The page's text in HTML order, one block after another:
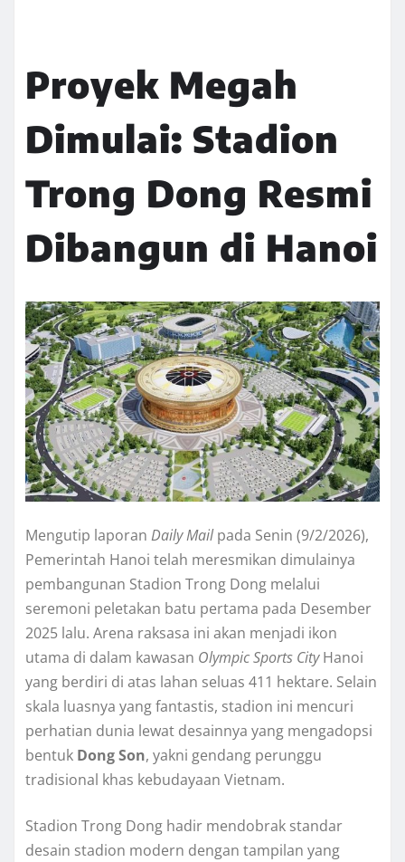
Proyek Megah
Dimulai: Stadion
Trong Dong Resmi
Dibangun di Hanoi
Mengutip laporan Daily Mailpada Senin (9/2/2026),
Pemerintah Hanoi telah meresmikan dimulainya
pembangunan Stadion Trong Dong melalui
seremoni peletakan batu pertama pada Desember
2025 lalu. Arena raksasa ini akan menjadi ikon
utama di dalam kawasan Olympic Sports CityHanoi
yang berdiri di atas lahan seluas 411 hektare. Selain
skala luasnya yang fantastis, stadion ini mencuri
perhatian dunia lewat desainnya yang mengadopsi
bentuk Dong Son, yakni gendang perunggu
tradisional khas kebudayaan Vietnam.
Stadion Trong Dong hadir mendobrak standar
desain stadion modern dengan tampilan yang